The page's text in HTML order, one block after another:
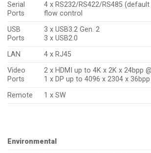
Serial
Ports
4 x RS232/RS422/RS485
flow control
USB
Ports
3 x USB3.2 Gen. 2
3 x USB2.0
LAN
4 x RJ45
Video
Ports
2 x HDMI up to 4K x 2K x 24bpp
1 x DP up to 4096 x 2304 x
Remote
1 x SW
Environmental